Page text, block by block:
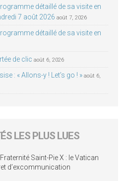
détaillé de sa visite en
7 août 2026 août 7, 2026
détaillé de sa visite en
de clic août 6, 2026
: « Allons-y ! Let’s go ! » août 6,
LES PLUS LUES
Saint-Pie X : le Vatican
d’excommunication